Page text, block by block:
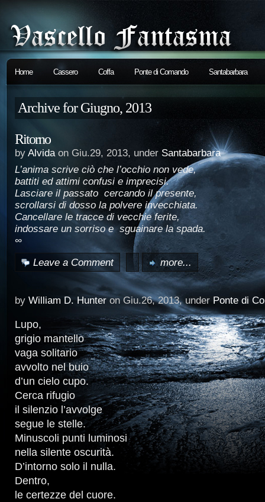
Home Cassero Coffa Ponte di Comando Santabarbara
Archive for Giugno, 2013
Ritorno
by Alvidaon Giu.29, 2013, under Santabarbara
L’anima scrive ciò che l’occhio non vede,
battiti ed attimi confusi e imprecisi.
Lasciare il passato cercando il presente,
scrollarsi di dosso la polvere invecchiata.
Cancellare le tracce di vecchie ferite,
indossare un sorriso e sguainare la spada.
∞
Leave a Comment
more...
by William D. Hunteron Giu.26, 2013, under Ponte di
Lupo,
grigio mantello
vaga solitario
avvolto nel buio
d’un cielo cupo.
Cerca rifugio
il silenzio l’avvolge
segue le stelle.
Minuscoli punti luminosi
nella silente oscurità.
D’intorno solo il nulla.
Dentro,
le certezze del cuore.